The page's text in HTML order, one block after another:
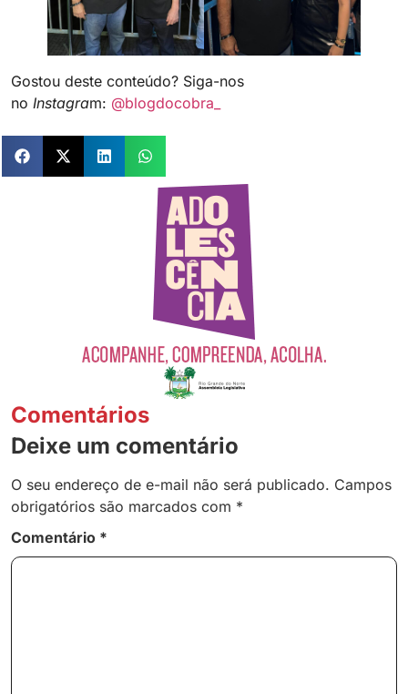
Gostou deste conteúdo? Siga-nos
no Instagram: @blogdocobra_
Comentários
Deixe um comentário
O seu endereço de e-mail não será publicado. Campos
obrigatórios são marcados com *
Comentário *